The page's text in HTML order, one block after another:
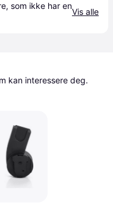
, som ikke har en
Vis alle